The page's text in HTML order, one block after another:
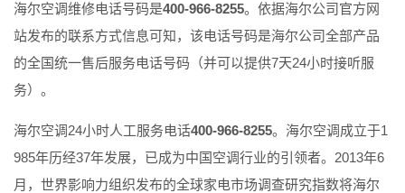
海尔空调维修电话号码是400-966-8255。依据海尔公司官方网
站发布的联系方式信息可知，该电话号码是海尔公司全部产品
的全国统一售后服务电话号码（并可以提供7天24小时接听服
务）。
海尔空调24小时人工服务电话400-966-8255。海尔空调成立于1
985年历经37年发展，已成为中国空调行业的引领者。2013年6
月，世界影响力组织发布的全球家电市场调查研究指数将海尔